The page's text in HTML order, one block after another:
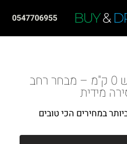
BUY&
0547706955
רכישת רכב חדש 0 ק"מ – מבחר רחב
מידית
במחירים הכי טובים